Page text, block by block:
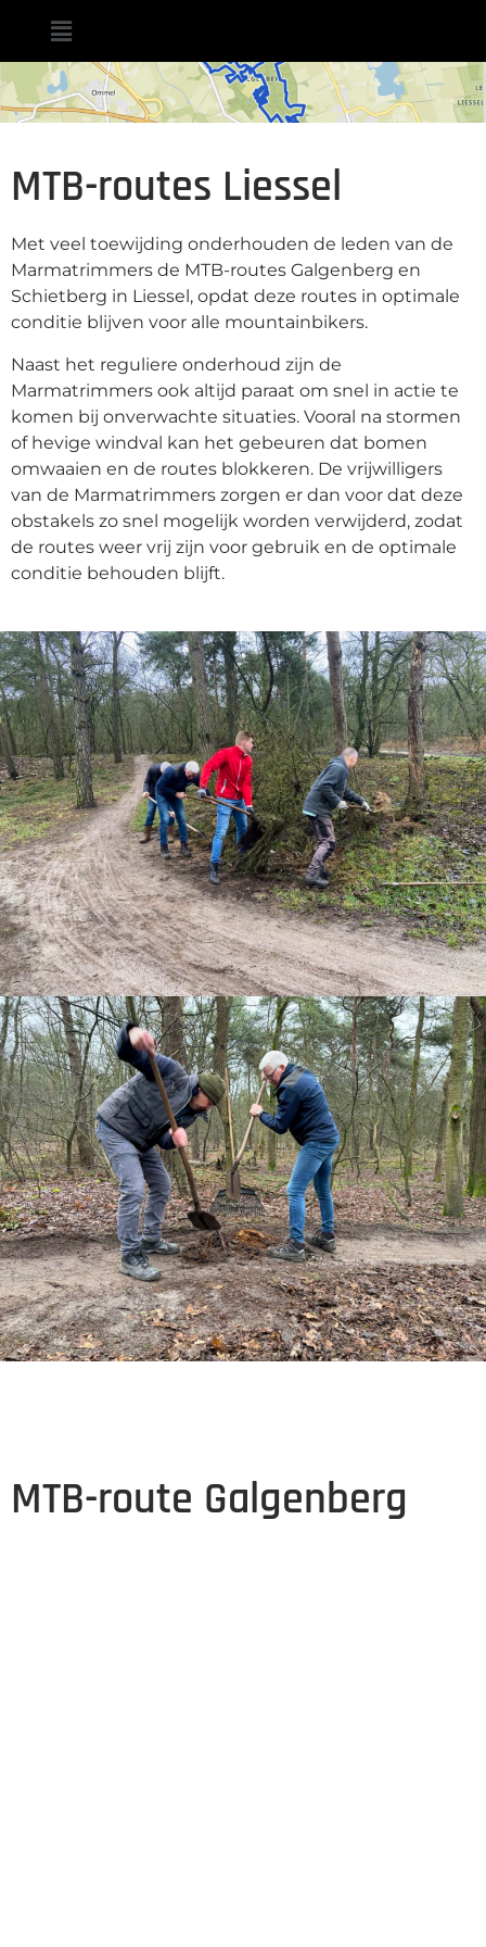
MTB-routes Liessel
Met veel toewijding onderhouden de leden van de
Marmatrimmers de MTB-routes Galgenberg en
Schietberg in Liessel, opdat deze routes in optimale
conditie blijven voor alle mountainbikers.
Naast het reguliere onderhoud zijn de
Marmatrimmers ook altijd paraat om snel in actie te
komen bij onverwachte situaties. Vooral na stormen
of hevige windval kan het gebeuren dat bomen
omwaaien en de routes blokkeren. De vrijwilligers
van de Marmatrimmers zorgen er dan voor dat deze
obstakels zo snel mogelijk worden verwijderd, zodat
de routes weer vrij zijn voor gebruik en de optimale
conditie behouden blijft.
MTB-route Galgenberg